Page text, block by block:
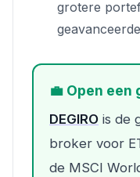
grotere
💼 Open een
DEGIRO is de
broker voor
de MSCI